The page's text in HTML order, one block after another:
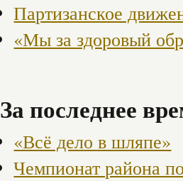
Партизанское
«Мы за здоровый
За последнее
«Всё дело в шляпе»
Чемпионат района